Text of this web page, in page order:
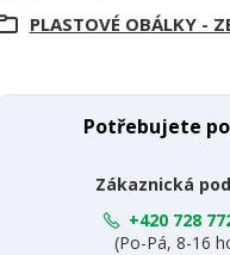
PLASTOVÉ OBÁLKY -
Potřebujete
Zákaznická
+420 728
(Po-Pá, 8-16